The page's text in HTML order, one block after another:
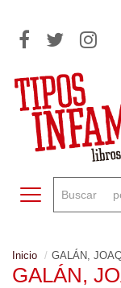
Toggle navigation
Inicio GALÁN,
GALÁN,